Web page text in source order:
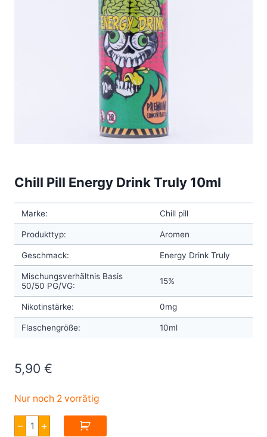
Chill Pill Energy Drink Truly 10ml
Marke: Chill pill
Produkttyp: Aromen
Geschmack: Energy Drink Truly
Mischungsverhältnis Basis
50/50 PG/VG:
15%
Nikotinstärke: 0mg
Flaschengröße: 10ml
5,90 €
Nur noch 2 vorrätig
–
Chill
Pill
+